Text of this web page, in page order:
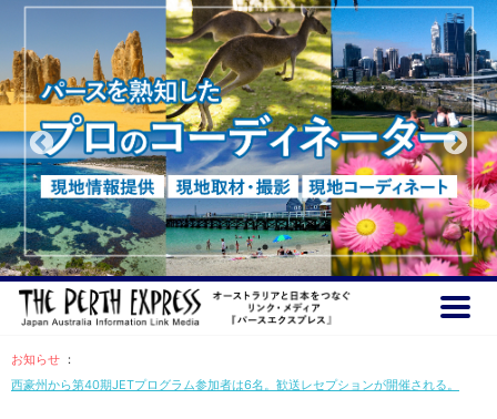
お知らせ ：
西豪州から第40期JETプログラム参加者は6名。歓送レセプションが開催される。